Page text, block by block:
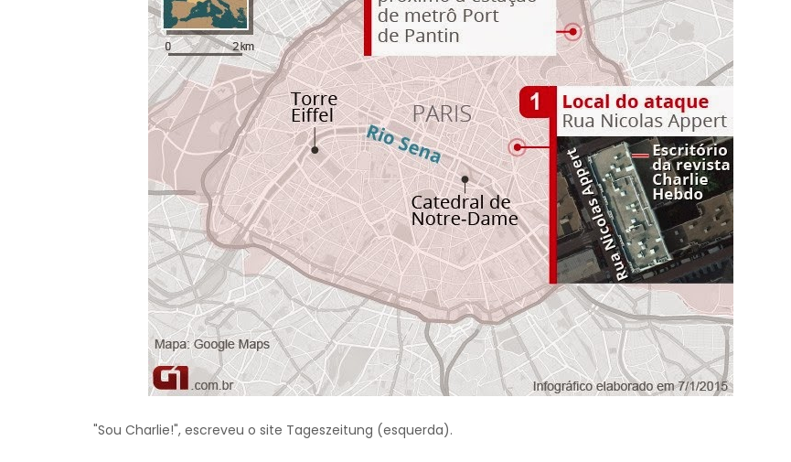
"Sou Charlie!", escreveu o site Tageszeitung (esquerda).